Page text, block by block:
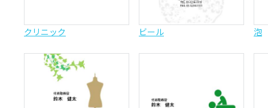
クリニック ビール 泡